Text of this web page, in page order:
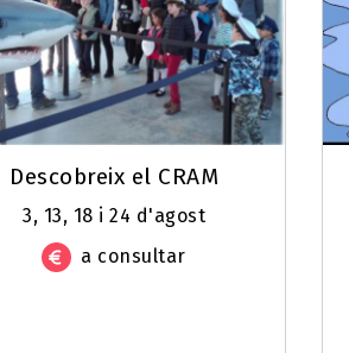
Descobreix el CRAM
3, 13, 18 i 24 d'agost
a consultar